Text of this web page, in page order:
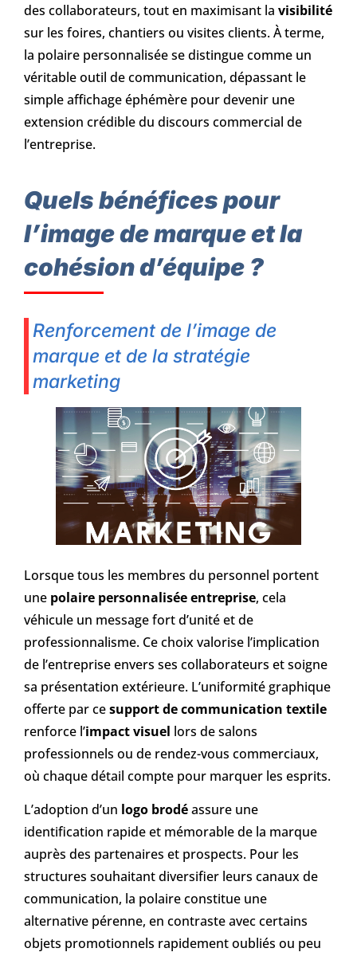
des collaborateurs, tout en maximisant la visibilité
sur les foires, chantiers ou visites clients. À terme,
la polaire personnalisée se distingue comme un
véritable outil de communication, dépassant le
simple affichage éphémère pour devenir une
extension crédible du discours commercial de
l’entreprise.
Quels bénéfices pour
l’image de marque et la
cohésion d’équipe ?
Renforcement de l’image de
marque et de la stratégie
marketing
Lorsque tous les membres du personnel portent
une polaire personnalisée entreprise, cela
véhicule un message fort d’unité et de
professionnalisme. Ce choix valorise l’implication
de l’entreprise envers ses collaborateurs et soigne
sa présentation extérieure. L’uniformité graphique
offerte par cesupport de communication textile
renforce l’impact visuel lors de salons
professionnels ou de rendez-vous commerciaux,
où chaque détail compte pour marquer les esprits.
L’adoption d’un logo brodéassure une
identification rapide et mémorable de la marque
auprès des partenaires et prospects. Pour les
structures souhaitant diversifier leurs canaux de
communication, la polaire constitue une
alternative pérenne, en contraste avec certains
objets promotionnels rapidement oubliés ou peu